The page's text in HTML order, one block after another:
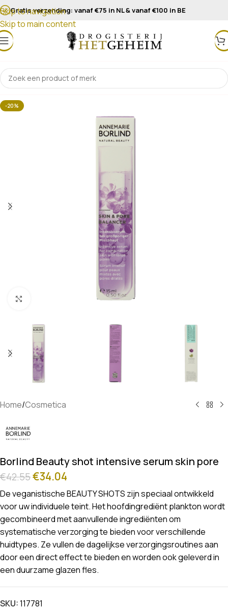
Skip to navigation
Skip to main content
Gratis verzending: vanaf €75 in NL & vanaf €100 in BE
-20%
Klik om te vergroten
Home/Cosmetica
Borlind Beauty shot intensive serum skin pore
€42.55€34.04
De veganistische BEAUTY SHOTS zijn speciaal ontwikkeld
voor uw individuele teint. Het hoofdingrediënt plankton wordt
gecombineerd met aanvullende ingrediënten om
systematische verzorging te bieden voor verschillende
huidtypes. Ze vullen de dagelijkse verzorgingsroutines aan
door een direct effect te bieden en worden ook geleverd in
een duurzame glazen fles.
SKU:117781